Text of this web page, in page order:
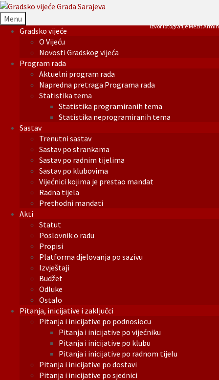
Menu
Gradsko vijeće
O Vijeću
Novosti Gradskog vijeća
Program rada
Aktuelni program rada
Napredna pretraga Programa rada
Statistika tema
Statistika programiranih tema
Statistika neprogramiranih tema
Sastav
Trenutni sastav
Sastav po strankama
Sastav po radnim tijelima
Sastav po klubovima
Vijećnici kojima je prestao mandat
Radna tijela
Prethodni mandati
Akti
Statut
Poslovnik o radu
Propisi
Platforma djelovanja po sazivu
Izvještaji
Budžet
Odluke
Ostalo
Pitanja, inicijative i zaključci
Pitanja i inicijative po podnosiocu
Pitanja i inicijative po vijećniku
Pitanja i inicijative po klubu
Pitanja i inicijative po radnom tijelu
Pitanja i inicijative po dostavi
Pitanja i inicijative po sjednici
Izvor fotografije Mezit Armin